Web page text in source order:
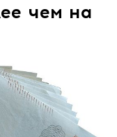
чем на